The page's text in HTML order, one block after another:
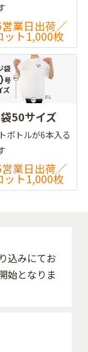
業日出荷／
ット1,000枚
50サイズ
ボトルが6本入る
業日出荷／
ット1,000枚
込みにてお
始となりま